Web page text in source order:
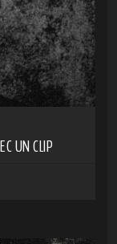
UN CLIP